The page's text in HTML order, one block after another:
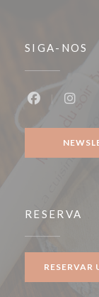
SIGA-NOS
RESERVA
RESERVAR